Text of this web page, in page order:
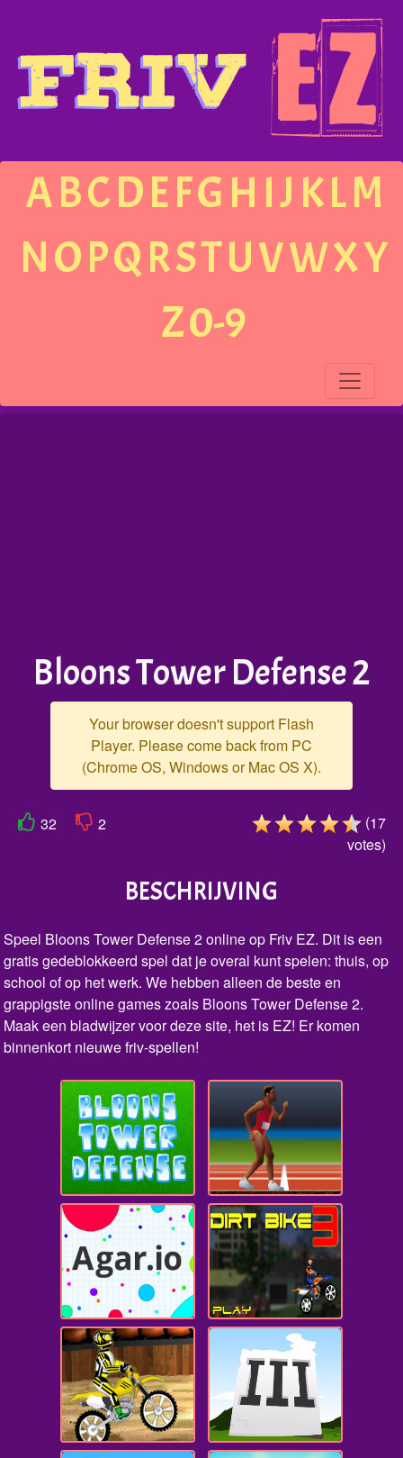
ABCDEFGH IJ KLM
NOPQRSTUVWXY
Z0-9
Bloons Tower Defense 2
Your browser doesn't support Flash
Player. Please come back from PC
(Chrome OS, Windows or Mac OS X).
32 2 (17
votes)
BESCHRIJVING
Speel Bloons Tower Defense 2 online op Friv EZ. Dit is een
gratis gedeblokkeerd spel dat je overal kunt spelen: thuis, op
school of op het werk. We hebben alleen de beste en
grappigste online games zoals Bloons Tower Defense 2.
Maak een bladwijzer voor deze site, het is EZ! Er komen
binnenkort nieuwe friv-spellen!